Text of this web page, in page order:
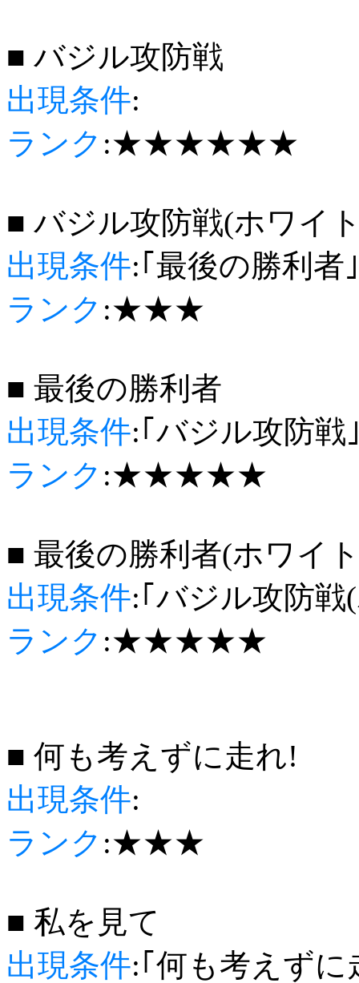
■ バジル攻防戦
出現条件:
ランク :★★★★★★
■ バジル攻防戦(ホワイ
出現条件:｢最後の勝利者
ランク :★★★
■ 最後の勝利者
出現条件:｢バジル攻防戦
ランク :★★★★★
■ 最後の勝利者(ホワイ
出現条件:｢バジル攻防
ランク :★★★★★
■ 何も考えずに走れ!
出現条件:
ランク :★★★
■ 私を見て
出現条件:｢何も考えず